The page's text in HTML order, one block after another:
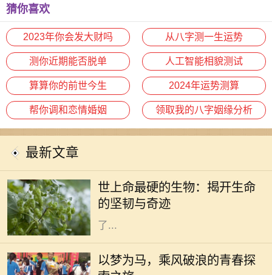
么？
猜你喜欢
2023年你会发大财吗 从八字测一生运势
测你近期能否脱单 人工智能相貌测试
算算你的前世今生 2024年运势测算
帮你调和恋情婚姻 领取我的八字姻缘分析
最新文章
世上命最硬的生物：揭开生命
的坚韧与奇迹
态千差万别，有些生物如繁星般绚丽
多彩，而有些则隐藏在隐秘的角落，
展现出惊人的生存能力。科学家们为
了...
以梦为马，乘风破浪的青春探
生活是一场漫长的旅程，每个人都在
自己的旅途中追寻着梦想。无论是平
凡的日常，还是波澜壮阔的冒险，我